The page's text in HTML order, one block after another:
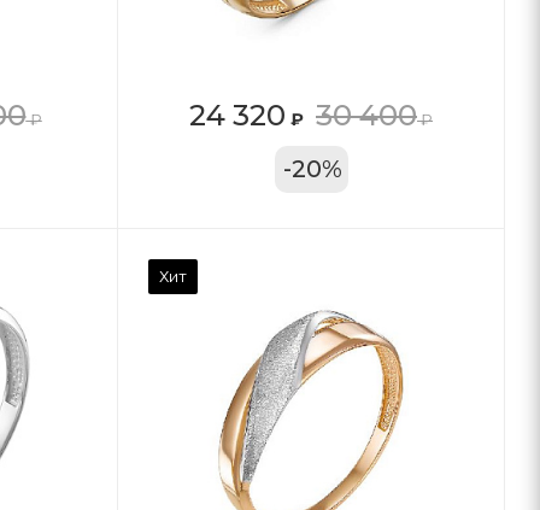
₽ 24 320 ₽ 30 400₽
-20%
Хит